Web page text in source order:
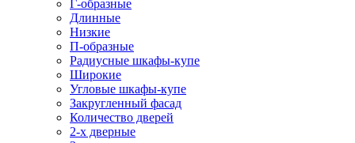
Г-образные
Длинные
Низкие
П-образные
Радиусные шкафы-купе
Широкие
Угловые шкафы-купе
Закругленный фасад
Количество дверей
2-х дверные